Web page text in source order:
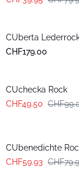
CUberta
CHF179.00
CUchecka Rock
CHF49.50
CUbenedichte
CHF59.93